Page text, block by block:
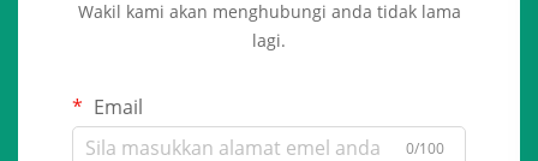
Wakil kami akan menghubungi anda tidak lama
lagi.
Email
0/100